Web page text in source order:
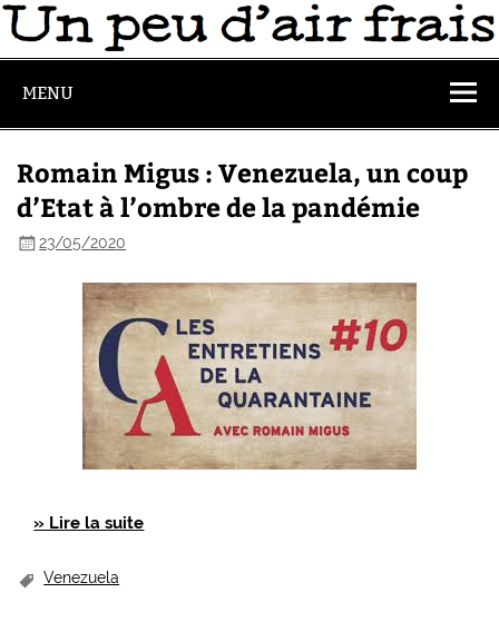
MENU
Romain Migus : Venezuela, un coup
d’Etat à l’ombre de la pandémie
23/05/2020
» Lire la suite
Venezuela